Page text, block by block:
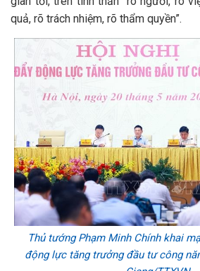
quả, rõ trách nhiệm, rõ thẩm quyền”.
Thủ tướng Phạm Minh Chính khai
động lực tăng trưởng đầu tư công